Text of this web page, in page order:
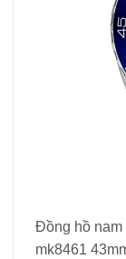
Đồng hồ nam
mk8461